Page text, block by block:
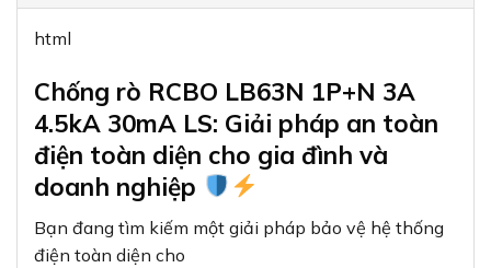
html
Chống rò RCBO LB63N 1P+N 3A
4.5kA 30mA LS: Giải pháp an toàn
điện toàn diện cho gia đình và
doanh nghiệp
Bạn đang tìm kiếm một giải pháp bảo vệ hệ thống
điện toàn diện cho